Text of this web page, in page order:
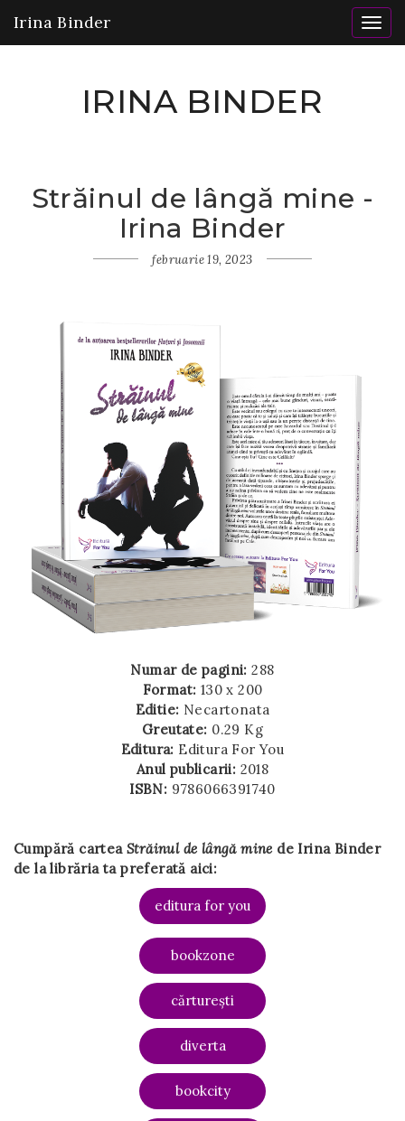
Irina Binder
IRINA BINDER
Străinul de lângă mine -
Irina Binder
februarie 19, 2023
Numar de pagini: 288
Format: 130 x 200
Editie: Necartonata
Greutate: 0.29 Kg
Editura: Editura For You
Anul publicarii: 2018
ISBN: 9786066391740
Cumpără cartea Străinul de lângă mine de Irina Binder
de la librăria ta preferată aici:
editura for you
bookzone
cărturești
diverta
bookcity